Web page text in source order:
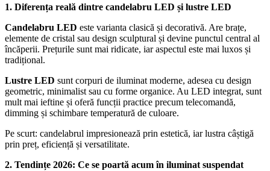
1. Diferența reală dintre candelabru LED și lustre LED
Candelabru LED este varianta clasică și decorativă. Are brațe,
elemente de cristal sau design sculptural și devine punctul central al
încăperii. Prețurile sunt mai ridicate, iar aspectul este mai luxos și
tradițional.
Lustre LED sunt corpuri de iluminat moderne, adesea cu design
geometric, minimalist sau cu forme organice. Au LED integrat, sunt
mult mai ieftine și oferă funcții practice precum telecomandă,
dimming și schimbare temperatură de culoare.
Pe scurt: candelabrul impresionează prin estetică, iar lustra câștigă
prin preț, eficiență și versatilitate.
2. Tendințe 2026: Ce se poartă acum în iluminat suspendat